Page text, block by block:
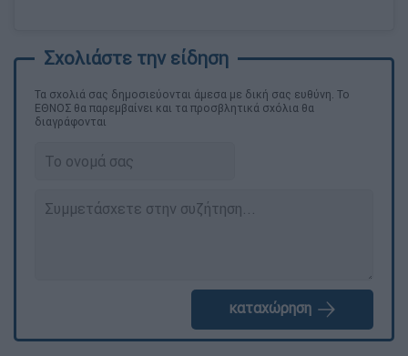
Τα σχολιά σας δημοσιεύονται άμεσα με δική σας ευθύνη. Το
ΕΘΝΟΣ θα παρεμβαίνει και τα προσβλητικά σχόλια θα
διαγράφονται
καταχώρηση